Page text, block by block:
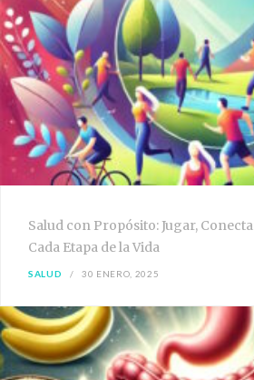
Salud con Propósito: Jugar,
Cada Etapa de la Vida
SALUD 30 ENERO, 2025